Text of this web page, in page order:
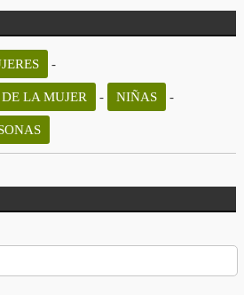
-
LA MUJER - NIÑAS -